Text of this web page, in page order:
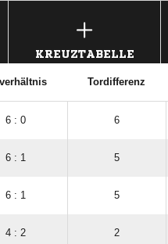
KREUZTABELLE
Tordifferenz
6 : 0 6
6 : 1 5
6 : 1 5
4 : 2 2